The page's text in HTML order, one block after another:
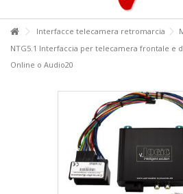
Interfacce telecamera retromarcia
NTG5.1 Interfaccia per telecamera frontale e
Online o Audio20